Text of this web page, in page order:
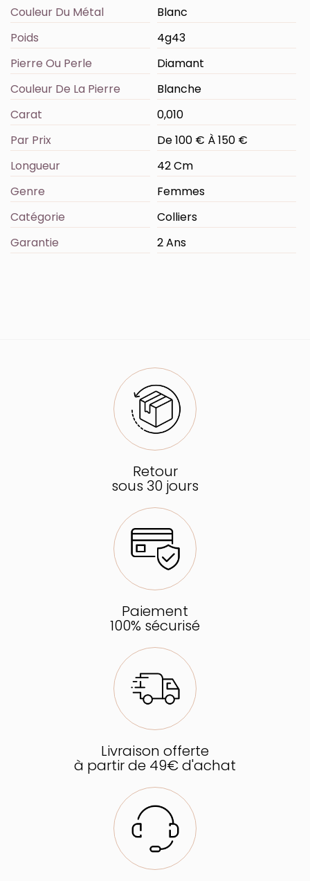
Couleur Du Métal
Blanc
Poids
4g43
Pierre Ou Perle
Diamant
Couleur De La Pierre
Blanche
Carat
0,010
Par Prix
De 100 € À 150 €
Longueur
42 Cm
Genre
Femmes
Catégorie
Colliers
Garantie
2 Ans
Retour
sous 30 jours
Paiement
100% sécurisé
Livraison offerte
à partir de 49€ d'achat